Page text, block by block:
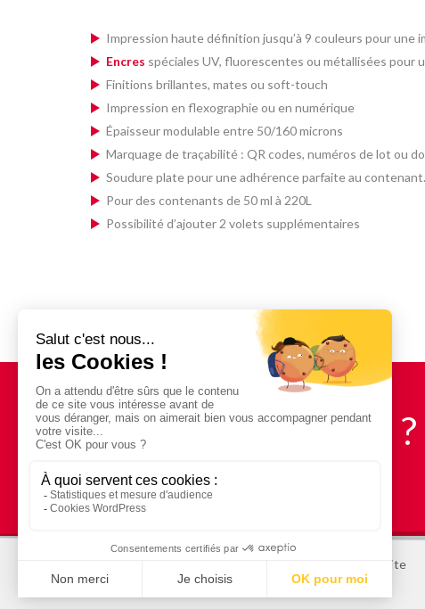
Impression haute définition jusqu’à 9 couleurs pour une
Encres spéciales UV, fluorescentes ou métallisées pour
Finitions brillantes, mates ou soft-touch
Impression en flexographie ou en numérique
Épaisseur modulable entre 50/160 microns
Marquage de traçabilité : QR codes, numéros de lot ou
Soudure plate pour une adhérence parfaite au contenant.
Pour des contenants de 50 ml à 220L
Possibilité d’ajouter 2 volets supplémentaires
Besoin d'un devis
Plan du site